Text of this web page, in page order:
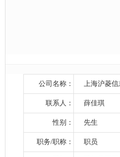
公司名称： 上海沪菱信
联系人： 薛佳琪
性别： 先生
职务/职称： 职员